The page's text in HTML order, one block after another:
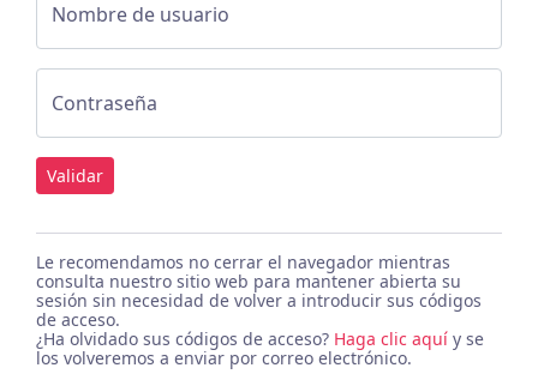
Nombre de usuario
Contraseña
Validar
Le recomendamos no cerrar el navegador mientras
consulta nuestro sitio web para mantener abierta su
sesión sin necesidad de volver a introducir sus códigos
de acceso.
¿Ha olvidado sus códigos de acceso? Haga clic aquí y se
los volveremos a enviar por correo electrónico.